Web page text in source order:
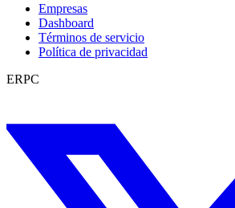
Empresas
Dashboard
Términos de servicio
Política de privacidad
ERPC